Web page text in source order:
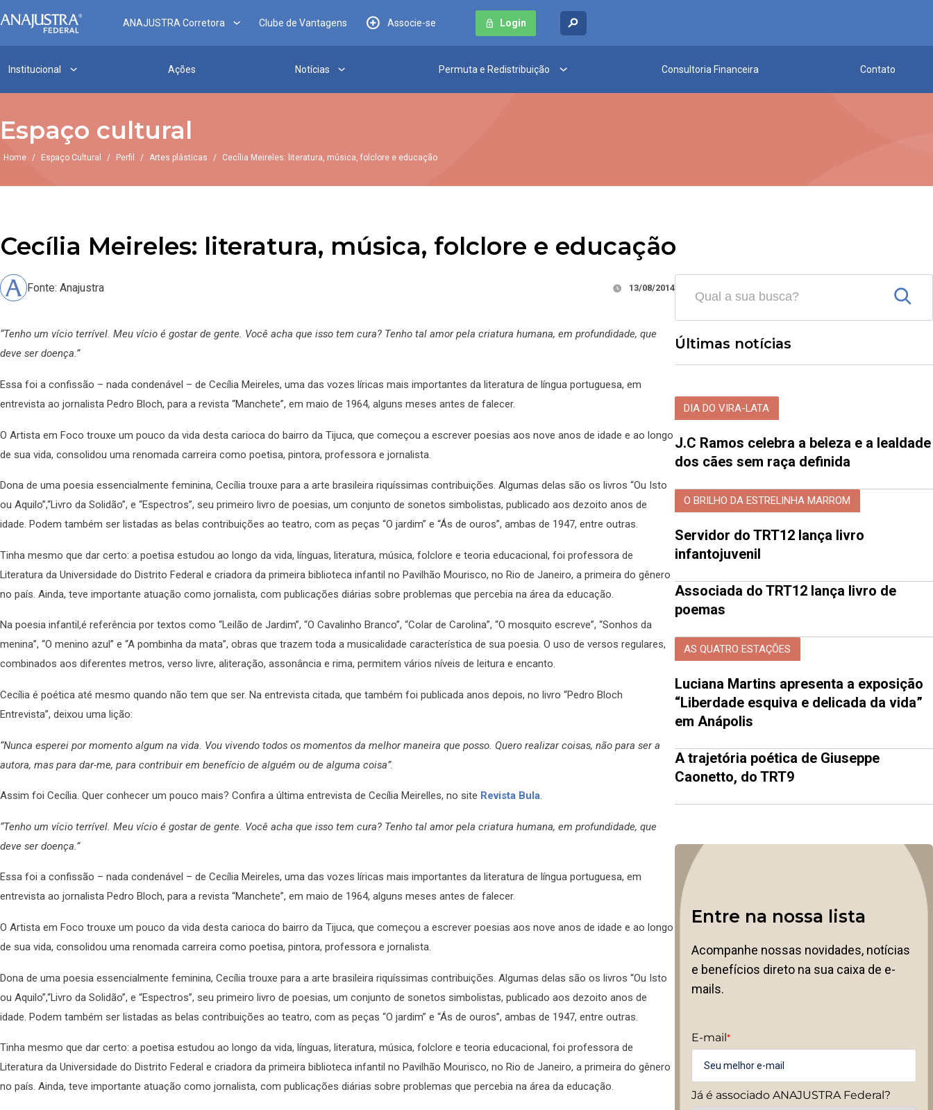
ANAJUSTRA Corretora Clube de Vantagens Associe-se Login
Institucional Ações Notícias Permuta e Redistribuição Consultoria Financeira Contato
Espaço cultural
Home / Espaço Cultural / Perfil / Artes plásticas / Cecília Meireles: literatura, música, folclore e educação
Cecília Meireles: literatura, música, folclore e educação
Fonte: Anajustra 13/08/2014
“Tenho um vício terrível. Meu vício é gostar de gente. Você acha que isso tem cura? Tenho tal amor pela criatura humana, em profundidade, que
deve ser doença.”
Essa foi a confissão – nada condenável – de Cecília Meireles, uma das vozes líricas mais importantes da literatura de língua portuguesa, em
entrevista ao jornalista Pedro Bloch, para a revista “Manchete”, em maio de 1964, alguns meses antes de falecer.
O Artista em Foco trouxe um pouco da vida desta carioca do bairro da Tijuca, que começou a escrever poesias aos nove anos de idade e ao longo
de sua vida, consolidou uma renomada carreira como poetisa, pintora, professora e jornalista.
Dona de uma poesia essencialmente feminina, Cecília trouxe para a arte brasileira riquíssimas contribuições. Algumas delas são os livros “Ou Isto
ou Aquilo”,“Livro da Solidão”, e “Espectros”, seu primeiro livro de poesias, um conjunto de sonetos simbolistas, publicado aos dezoito anos de
idade. Podem também ser listadas as belas contribuições ao teatro, com as peças “O jardim” e “Ás de ouros”, ambas de 1947, entre outras.
Tinha mesmo que dar certo: a poetisa estudou ao longo da vida, línguas, literatura, música, folclore e teoria educacional, foi professora de
Literatura da Universidade do Distrito Federal e criadora da primeira biblioteca infantil no Pavilhão Mourisco, no Rio de Janeiro, a primeira do gênero
no país. Ainda, teve importante atuação como jornalista, com publicações diárias sobre problemas que percebia na área da educação.
Na poesia infantil,é referência por textos como “Leilão de Jardim”, “O Cavalinho Branco”, “Colar de Carolina”, “O mosquito escreve”, “Sonhos da
menina”, “O menino azul” e “A pombinha da mata”, obras que trazem toda a musicalidade característica de sua poesia. O uso de versos regulares,
combinados aos diferentes metros, verso livre, aliteração, assonância e rima, permitem vários níveis de leitura e encanto.
Cecília é poética até mesmo quando não tem que ser. Na entrevista citada, que também foi publicada anos depois, no livro “Pedro Bloch
Entrevista”, deixou uma lição:
“Nunca esperei por momento algum na vida. Vou vivendo todos os momentos da melhor maneira que posso. Quero realizar coisas, não para ser a
autora, mas para dar-me, para contribuir em benefício de alguém ou de alguma coisa”.
Assim foi Cecília. Quer conhecer um pouco mais? Confira a última entrevista de Cecília Meirelles, no site Revista Bula.
“Tenho um vício terrível. Meu vício é gostar de gente. Você acha que isso tem cura? Tenho tal amor pela criatura humana, em profundidade, que
deve ser doença.”
Essa foi a confissão – nada condenável – de Cecília Meireles, uma das vozes líricas mais importantes da literatura de língua portuguesa, em
entrevista ao jornalista Pedro Bloch, para a revista “Manchete”, em maio de 1964, alguns meses antes de falecer.
O Artista em Foco trouxe um pouco da vida desta carioca do bairro da Tijuca, que começou a escrever poesias aos nove anos de idade e ao longo
de sua vida, consolidou uma renomada carreira como poetisa, pintora, professora e jornalista.
Dona de uma poesia essencialmente feminina, Cecília trouxe para a arte brasileira riquíssimas contribuições. Algumas delas são os livros “Ou Isto
ou Aquilo”,“Livro da Solidão”, e “Espectros”, seu primeiro livro de poesias, um conjunto de sonetos simbolistas, publicado aos dezoito anos de
idade. Podem também ser listadas as belas contribuições ao teatro, com as peças “O jardim” e “Ás de ouros”, ambas de 1947, entre outras.
Tinha mesmo que dar certo: a poetisa estudou ao longo da vida, línguas, literatura, música, folclore e teoria educacional, foi professora de
Literatura da Universidade do Distrito Federal e criadora da primeira biblioteca infantil no Pavilhão Mourisco, no Rio de Janeiro, a primeira do gênero
no país. Ainda, teve importante atuação como jornalista, com publicações diárias sobre problemas que percebia na área da educação.
Últimas notícias
DIA DO VIRA-LATA
J.C Ramos celebra a beleza e a lealdade
dos cães sem raça definida
O BRILHO DA ESTRELINHA MARROM
Servidor do TRT12 lança livro
infantojuvenil
Associada do TRT12 lança livro de
poemas
AS QUATRO ESTAÇÕES
Luciana Martins apresenta a exposição
“Liberdade esquiva e delicada da vida”
em Anápolis
A trajetória poética de Giuseppe
Caonetto, do TRT9
Entre na nossa lista
Acompanhe nossas novidades, notícias
e benefícios direto na sua caixa de e-
mails.
E-mail*
Já é associado ANAJUSTRA Federal?